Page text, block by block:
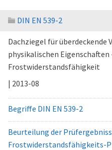
DIN EN 539-2
Dachziegel für überdeckende
physikalischen Eigenschaften
Frostwiderstandsfähigkeit
| 2013-08
Begriffe DIN EN 539-2
Beurteilung der
Frostwiderstandsfähigkeits-